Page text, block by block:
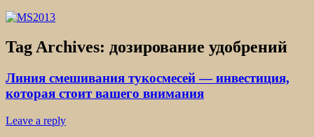
Tag Archives: дозирование удобрений
Линия смешивания тукосмесей — инвестиция,
которая стоит вашего внимания
Leave a reply